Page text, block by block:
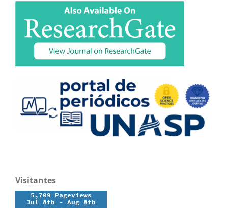
Visitantes